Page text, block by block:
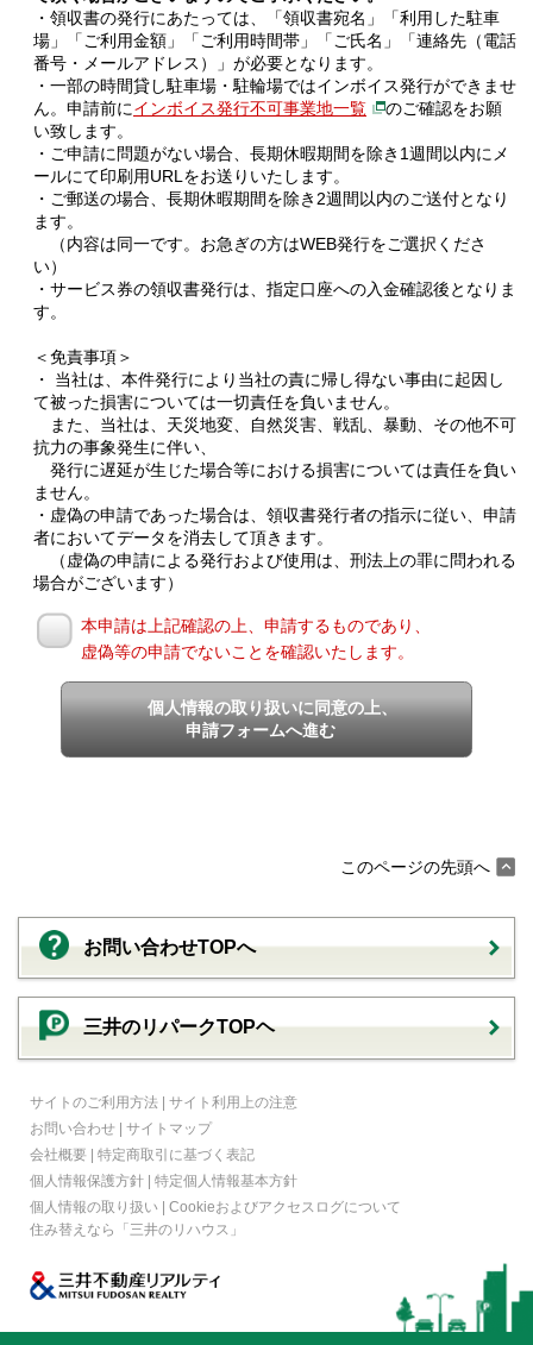
・領収書の発行にあたっては、「領収書宛名」「利用した駐車
場」「ご利用金額」「ご利用時間帯」「ご氏名」「連絡先（電話
番号・メールアドレス）」が必要となります。
・一部の時間貸し駐車場・駐輪場ではインボイス発行ができませ
ん。申請前にインボイス発行不可事業地一覧
のご確認をお願
い致します。
・ご申請に問題がない場合、長期休暇期間を除き1週間以内にメ
ールにて印刷用URLをお送りいたします。
・ご郵送の場合、長期休暇期間を除き2週間以内のご送付となり
ます。
（内容は同一です。お急ぎの方はWEB発行をご選択くださ
い）
・サービス券の領収書発行は、指定口座への入金確認後となりま
す。
＜免責事項＞
・ 当社は、本件発行により当社の責に帰し得ない事由に起因し
て被った損害については一切責任を負いません。
また、当社は、天災地変、自然災害、戦乱、暴動、その他不可
抗力の事象発生に伴い、
発行に遅延が生じた場合等における損害については責任を負い
ません。
・虚偽の申請であった場合は、領収書発行者の指示に従い、申請
者においてデータを消去して頂きます。
（虚偽の申請による発行および使用は、刑法上の罪に問われる
場合がございます）
本申請は上記確認の上、申請するものであり、
虚偽等の申請でないことを確認いたします。
個人情報の取り扱いに同意の上、
申請フォームへ進む
このページの先頭へ
お問い合わせTOPへ
三井のリパークTOPヘ
サイトのご利用方法 | サイト利用上の注意
お問い合わせ | サイトマップ
会社概要 | 特定商取引に基づく表記
個人情報保護方針 | 特定個人情報基本方針
個人情報の取り扱い | Cookieおよびアクセスログについて
住み替えなら
「三井のリハウス」